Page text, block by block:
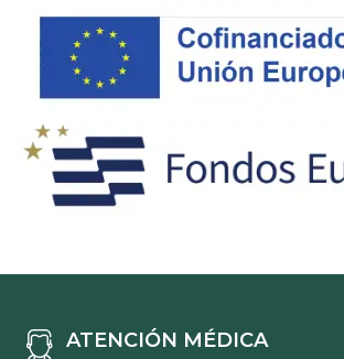
ATENCIÓN MÉDICA